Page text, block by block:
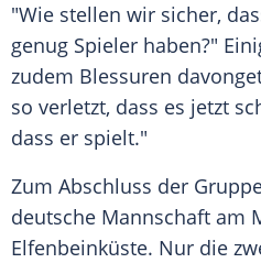
"Wie stellen wir sicher,
genug Spieler haben?"
zudem Blessuren
so verletzt, dass es jetzt
dass er spielt."
Zum Abschluss der
deutsche Mannschaft am
Elfenbeinküste. Nur die